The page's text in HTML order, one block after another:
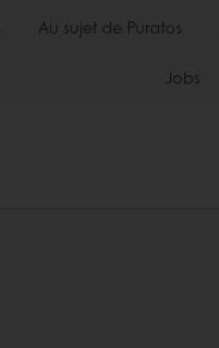
Au sujet de Puratos
Jobs